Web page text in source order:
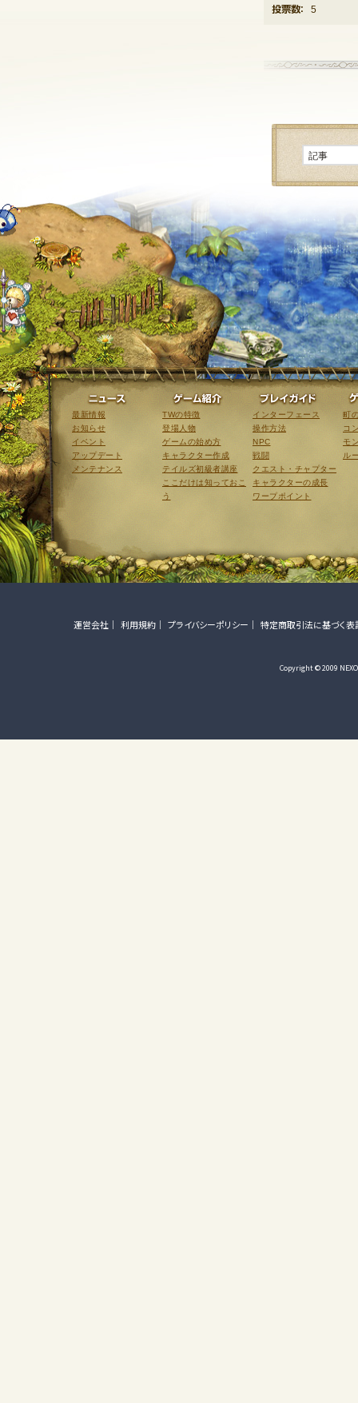
投票数：
5
ニュース
最新情報
お知らせ
イベント
アップデート
メンテナンス
ゲーム紹介
TWの特徴
登場人物
ゲームの始め方
キャラクター作成
テイルズ初級者講座
ここだけは知っておこ
う
インターフェース
操作方法
NPC
戦闘
クエスト・チャプター
キャラクターの成長
ワープポイント
町
コ
モ
ル
運営会社 利用規約 プライバシーポリシー 特定商取引法に基づく表
Copyright © 2009